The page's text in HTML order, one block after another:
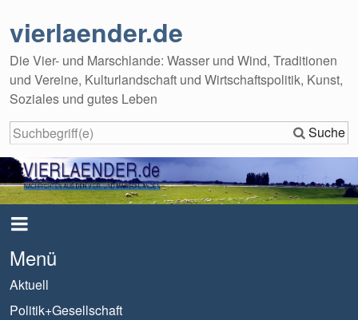
vierlaender.de
Die Vier- und Marschlande: Wasser und Wind, Traditionen
und Vereine, Kulturlandschaft und Wirtschaftspolitik, Kunst,
Soziales und gutes Leben
Suche
Menü
Aktuell
Politik+Gesellschaft